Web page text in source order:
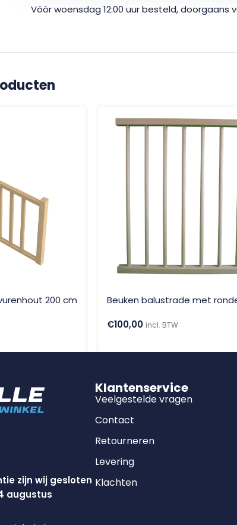
Vóór woensdag 12:00 uur besteld, doorgaans
200 cm
Beuken balustrade met
€100,00 incl. BTW
zijn wij gesloten
augustus
Klantenservice
Veelgestelde vragen
Contact
Retourneren
Levering
Klachten